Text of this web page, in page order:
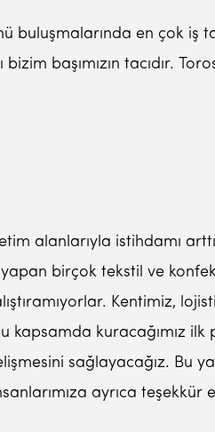
en çok iş
başımızın tacıdır.
alanlarıyla istihdamı
birçok tekstil ve
Kentimiz,
kuracağımız ilk
sağlayacağız. Bu
ayrıca teşekkür